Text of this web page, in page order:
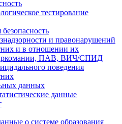
тестирование
и правонарушений
и в отношении их
ПАВ, ВИЧ/СПИД
поведения
данных
данные
о системе образования